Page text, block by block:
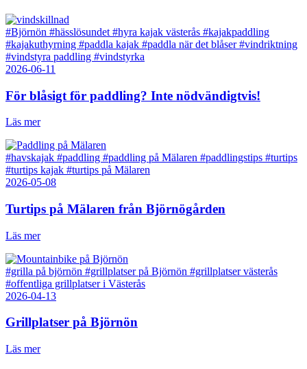
#Björnön #hässlösundet #hyra kajak västerås #kajakpaddling
#kajakuthyrning #paddla kajak #paddla när det blåser#vindriktning
#vindstyra paddling #vindstyrka
2026-06-11
För blåsigt för paddling? Inte nödvändigtvis!
Läs mer
#havskajak #paddling #paddling på Mälaren #paddlingstips #turtips
#turtips kajak #turtips på Mälaren
2026-05-08
Turtips på Mälaren från Björnögården
Läs mer
#grilla på björnön #grillplatser på Björnön #grillplatser västerås
#offentliga grillplatser i Västerås
2026-04-13
Grillplatser på Björnön
Läs mer